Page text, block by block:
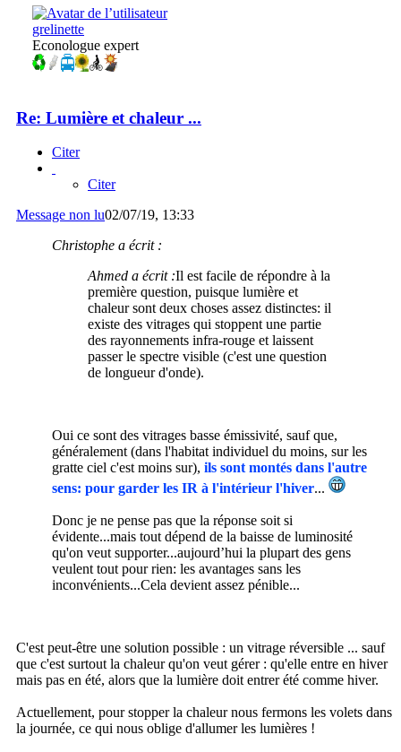
grelinette
Econologue expert
Re: Lumière et chaleur ...
Citer
Citer
Message non lu02/07/19, 13:33
Christophe a écrit :
Ahmed a écrit :Il est facile de répondre à la
première question, puisque lumière et
chaleur sont deux choses assez distinctes: il
existe des vitrages qui stoppent une partie
des rayonnements infra-rouge et laissent
passer le spectre visible (c'est une question
de longueur d'onde).
Oui ce sont des vitrages basse émissivité, sauf que,
généralement (dans l'habitat individuel du moins, sur les
gratte ciel c'est moins sur), ils sont montés dans l'autre
sens: pour garder les IR à l'intérieur l'hiver...
Donc je ne pense pas que la réponse soit si
évidente...mais tout dépend de la baisse de luminosité
qu'on veut supporter...aujourd’hui la plupart des gens
veulent tout pour rien: les avantages sans les
inconvénients...Cela devient assez pénible...
C'est peut-être une solution possible : un vitrage réversible ... sauf
que c'est surtout la chaleur qu'on veut gérer : qu'elle entre en hiver
mais pas en été, alors que la lumière doit entrer été comme hiver.
Actuellement, pour stopper la chaleur nous fermons les volets dans
la journée, ce qui nous oblige d'allumer les lumières !